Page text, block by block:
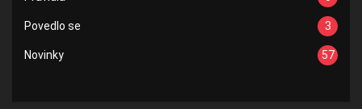
Povedlo se 3
Novinky 57